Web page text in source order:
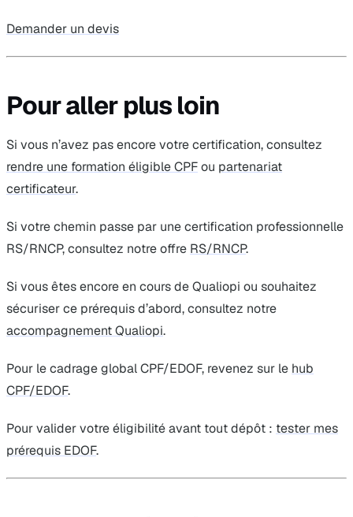
Demander un devis
Pour aller plus loin
Si vous n’avez pas encore votre certification, consultez
rendre une formation éligible CPFou partenariat
certificateur.
Si votre chemin passe par une certification professionnelle
RS/RNCP, consultez notre offre RS/RNCP.
Si vous êtes encore en cours de Qualiopi ou souhaitez
sécuriser ce prérequis d’abord, consultez notre
accompagnement Qualiopi.
Pour le cadrage global CPF/EDOF, revenez sur le hub
CPF/EDOF.
Pour valider votre éligibilité avant tout dépôt : tester mes
prérequis EDOF.